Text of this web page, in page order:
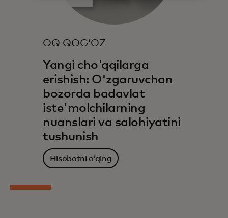
OQ QOG‘OZ
Yangi cho'qqilarga
erishish: O'zgaruvchan
bozorda badavlat
iste'molchilarning
nuanslari va salohiyatini
tushunish
Hisobotni oʻqing